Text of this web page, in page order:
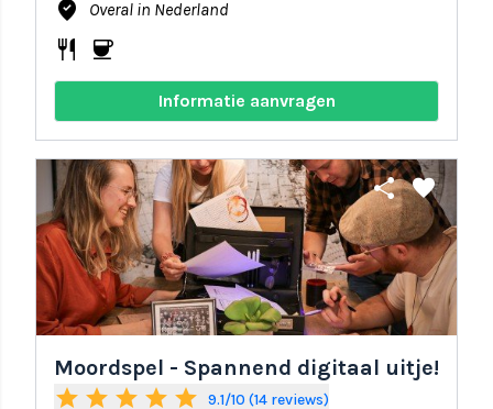
where_to_vote Overal in Nederland
restaurant coffee
Informatie aanvragen
share favorite
Moordspel - Spannend digitaal uitje!
star star star star star 9.1/10 (14 reviews)